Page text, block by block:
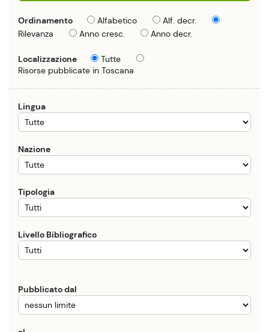
Ordinamento Alfabetico
Alf. decr.
Rilevanza
Anno cresc. Anno decr.
Localizzazione
Tutte
Risorse pubblicate in Toscana
Lingua
Nazione
Tipologia
Livello Bibliografico
Pubblicato dal